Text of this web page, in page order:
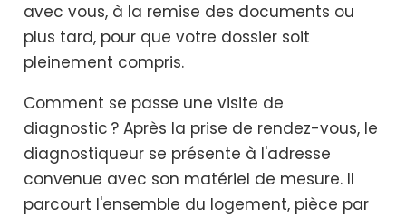
avec vous, à la remise des documents ou
plus tard, pour que votre dossier soit
pleinement compris.
Comment se passe une visite de
diagnostic ? Après la prise de rendez-vous, le
diagnostiqueur se présente à l'adresse
convenue avec son matériel de mesure. Il
parcourt l'ensemble du logement, pièce par